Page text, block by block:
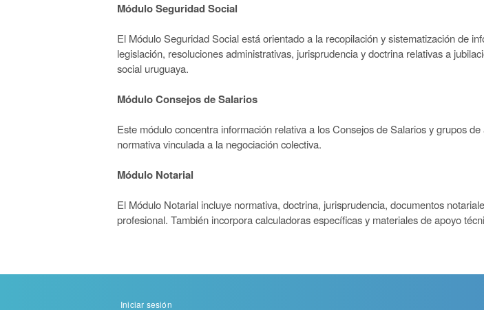
Módulo Seguridad Social
El Módulo Seguridad Social está orientado a la recopilación y sistematización de
legislación, resoluciones administrativas, jurisprudencia y doctrina relativas a
social uruguaya.
Módulo Consejos de Salarios
Este módulo concentra información relativa a los Consejos de Salarios y grupos
normativa vinculada a la negociación colectiva.
Módulo Notarial
El Módulo Notarial incluye normativa, doctrina, jurisprudencia, documentos
profesional. También incorpora calculadoras específicas y materiales de apoyo
Menu
Iniciar sesión